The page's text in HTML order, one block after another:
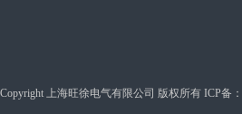
Copyright 上海旺徐电气有限公司 版权所有 ICP备：